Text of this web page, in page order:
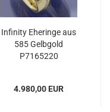
Infinity Eheringe aus
585 Gelbgold
P7165220
4.980,00 EUR